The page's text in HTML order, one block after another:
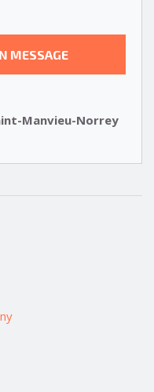
Manvieu-Norrey